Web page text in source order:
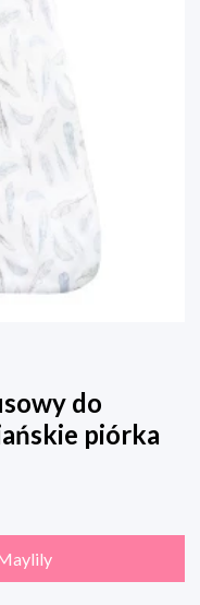
do
piórka